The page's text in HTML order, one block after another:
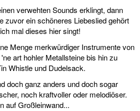
verwehten Sounds erklingt, dann
zuvor ein schöneres Liebeslied gehört
mal dieses hier singt!
Menge merkwürdiger Instrumente von
art hohler Metallsteine bis hin zu
Whistle und Dudelsack.
doch ganz anders und doch sogar
noch kraftvoller oder melodiöser.
auf Großleinwand...